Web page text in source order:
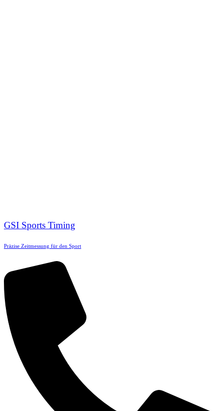
GSI Sports Timing
Präzise Zeitmessung für den Sport